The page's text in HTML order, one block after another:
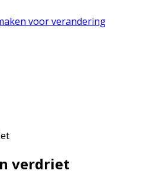
verdriet